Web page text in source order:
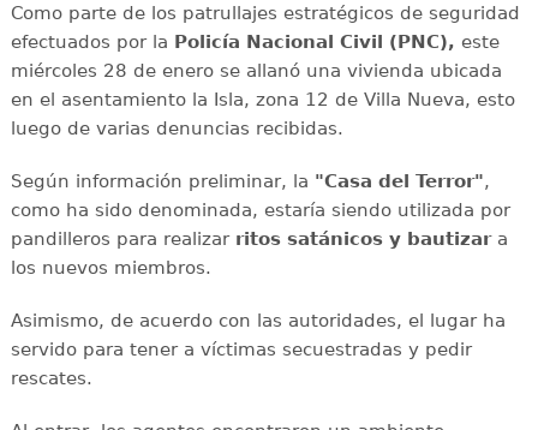
Como parte de los patrullajes estratégicos de seguridad
efectuados por la Policía Nacional Civil (PNC), este
miércoles 28 de enero se allanó una vivienda ubicada
en el asentamiento la Isla, zona 12 de Villa Nueva, esto
luego de varias denuncias recibidas.
Según información preliminar, la "Casa del Terror",
como ha sido denominada, estaría siendo utilizada por
pandilleros para realizar ritos satánicos y bautizara
los nuevos miembros.
Asimismo, de acuerdo con las autoridades, el lugar ha
servido para tener a víctimas secuestradas y pedir
rescates.